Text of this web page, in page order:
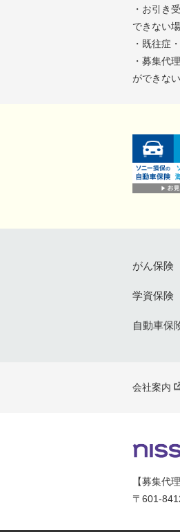
・お引き
できない
・既往症
・募集代
ができな
がん保険
学資保険
自動車保
会社案内
【募集代
〒601-